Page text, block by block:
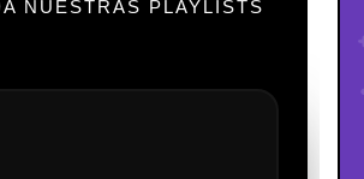
NUESTRAS PLAYLISTS